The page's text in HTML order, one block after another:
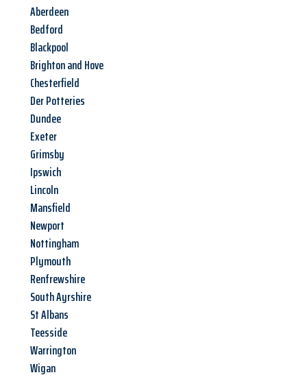
Aberdeen
Bedford
Blackpool
Brighton and Hove
Chesterfield
Der Potteries
Dundee
Exeter
Grimsby
Ipswich
Lincoln
Mansfield
Newport
Nottingham
Plymouth
Renfrewshire
South Ayrshire
St Albans
Teesside
Warrington
Wigan